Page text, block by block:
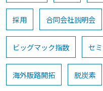
採用 合同会社説明会
ビッグマック指数 セ
海外販路開拓 脱炭素